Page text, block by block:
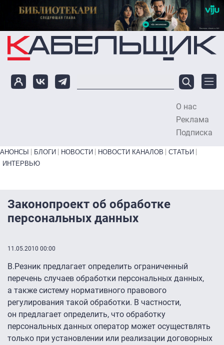
Перейти к основному содержанию
О нас
Реклама
Подписка
Primary links bottom
АНОНСЫ БЛОГИ НОВОСТИ НОВОСТИ КАНАЛОВ
СТАТЬИ
ИНТЕРВЬЮ
Законопроект об обработке
персональных данных
11.05.2010 00:00
В.Резник предлагает определить ограниченный
перечень случаев обработки персональных данных,
а также систему нормативного правового
регулирования такой обработки. В частности,
он предлагает определить, что обработку
персональных данных оператор может осуществлять
только при установлении или реализации договорных